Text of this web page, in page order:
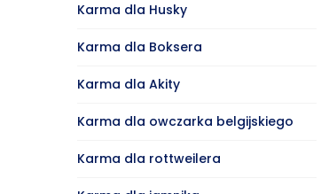
Karma dla Husky
Karma dla Boksera
Karma dla Akity
Karma dla owczarka belgijskiego
Karma dla rottweilera